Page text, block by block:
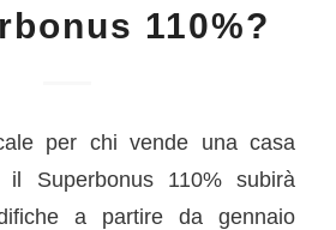
110%?
per chi vende una casa
il Superbonus 110% subirà
a partire da gennaio